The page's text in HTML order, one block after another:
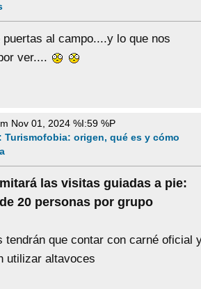
puertas al campo....y lo que nos
ver....
Nov 01, 2024 %I:59 %P
Turismofobia: origen, qué es y cómo
las visitas guiadas a pie:
20 personas por grupo
tendrán que contar con carné oficial
utilizar altavoces